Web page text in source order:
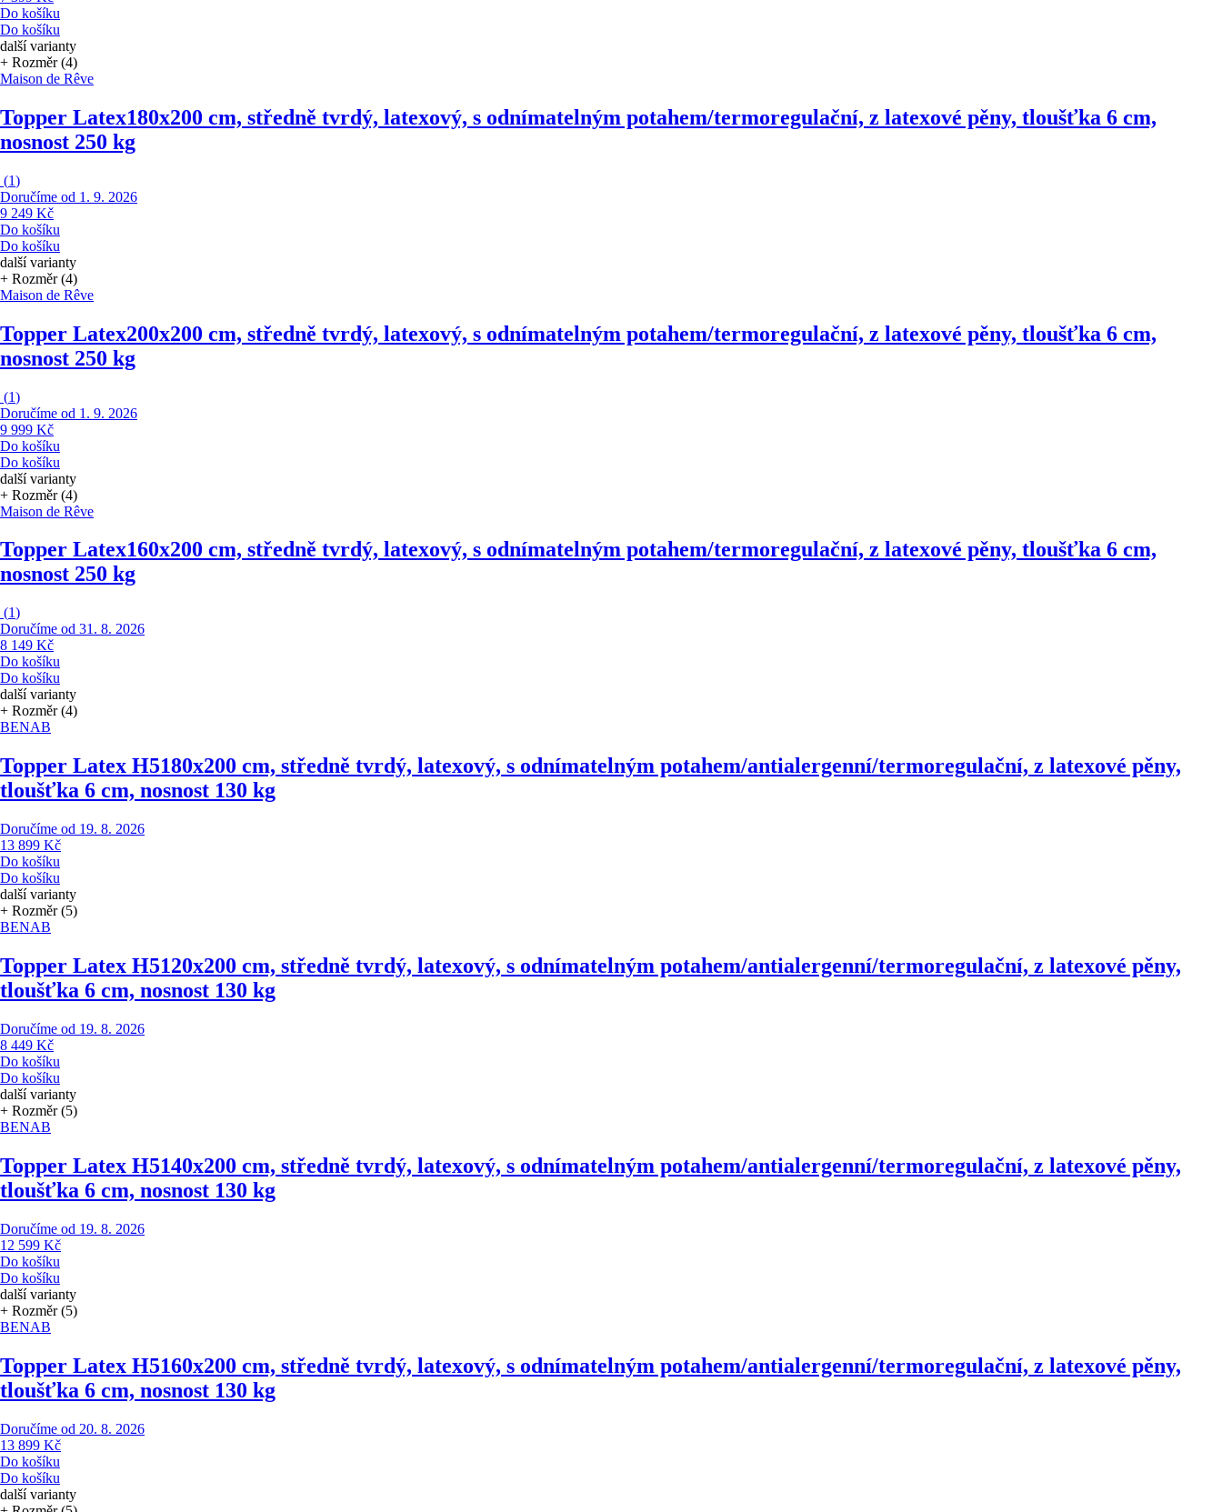
Do košíku
Do košíku
další varianty
+ Rozměr (4)
Maison de Rêve
Topper Latex180x200 cm, středně tvrdý, latexový, s odnímatelným potahem/termoregulační, z latexové pěny, tloušťka 6 cm,
nosnost 250 kg
(1)
Doručíme od 1. 9. 2026
9 249 Kč
Do košíku
Do košíku
další varianty
+ Rozměr (4)
Maison de Rêve
Topper Latex200x200 cm, středně tvrdý, latexový, s odnímatelným potahem/termoregulační, z latexové pěny, tloušťka 6 cm,
nosnost 250 kg
(1)
Doručíme od 1. 9. 2026
9 999 Kč
Do košíku
Do košíku
další varianty
+ Rozměr (4)
Maison de Rêve
Topper Latex160x200 cm, středně tvrdý, latexový, s odnímatelným potahem/termoregulační, z latexové pěny, tloušťka 6 cm,
nosnost 250 kg
(1)
Doručíme od 31. 8. 2026
8 149 Kč
Do košíku
Do košíku
další varianty
+ Rozměr (4)
BENAB
Topper Latex H5180x200 cm, středně tvrdý, latexový, s odnímatelným potahem/antialergenní/termoregulační, z latexové pěny,
tloušťka 6 cm, nosnost 130 kg
Doručíme od 19. 8. 2026
13 899 Kč
Do košíku
Do košíku
další varianty
+ Rozměr (5)
BENAB
Topper Latex H5120x200 cm, středně tvrdý, latexový, s odnímatelným potahem/antialergenní/termoregulační, z latexové pěny,
tloušťka 6 cm, nosnost 130 kg
Doručíme od 19. 8. 2026
8 449 Kč
Do košíku
Do košíku
další varianty
+ Rozměr (5)
BENAB
Topper Latex H5140x200 cm, středně tvrdý, latexový, s odnímatelným potahem/antialergenní/termoregulační, z latexové pěny,
tloušťka 6 cm, nosnost 130 kg
Doručíme od 19. 8. 2026
12 599 Kč
Do košíku
Do košíku
další varianty
+ Rozměr (5)
BENAB
Topper Latex H5160x200 cm, středně tvrdý, latexový, s odnímatelným potahem/antialergenní/termoregulační, z latexové pěny,
tloušťka 6 cm, nosnost 130 kg
Doručíme od 20. 8. 2026
13 899 Kč
Do košíku
Do košíku
další varianty